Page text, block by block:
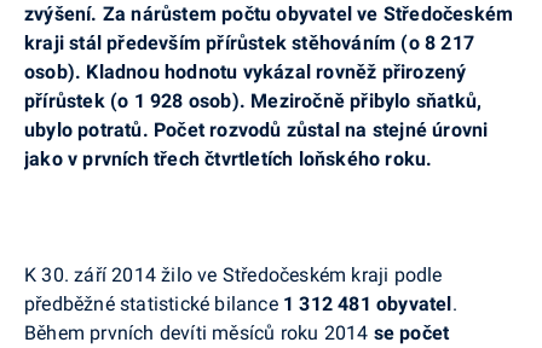
zvýšení. Za nárůstem počtu obyvatel ve Středočeském
kraji stál především přírůstek stěhováním (o 8 217
osob). Kladnou hodnotu vykázal rovněž přirozený
přírůstek (o 1 928 osob). Meziročně přibylo sňatků,
ubylo potratů. Počet rozvodů zůstal na stejné úrovni
jako v prvních třech čtvrtletích loňského roku.
K 30. září 2014 žilo ve Středočeském kraji podle
předběžné statistické bilance 1 312 481 obyvatel.
Během prvních devíti měsíců roku 2014 se počet